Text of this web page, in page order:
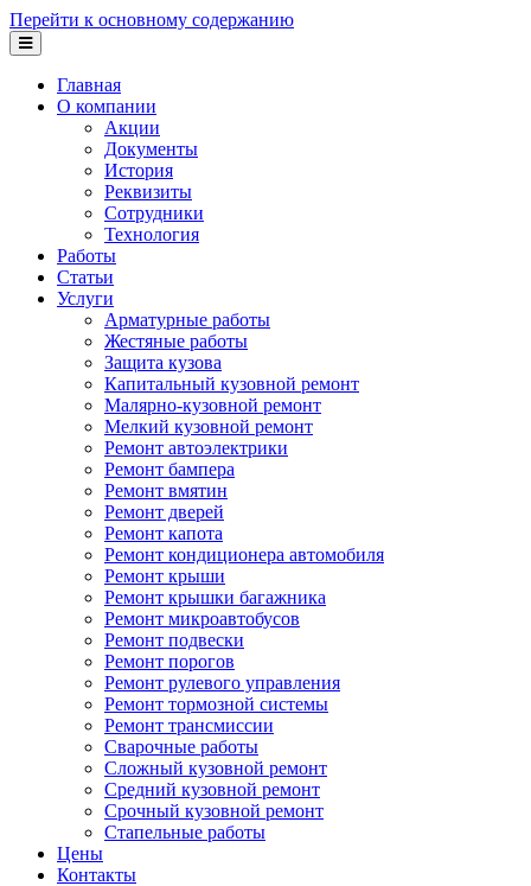
Перейти к основному содержанию
Главная
О компании
Акции
Документы
История
Реквизиты
Сотрудники
Технология
Работы
Статьи
Услуги
Арматурные работы
Жестяные работы
Защита кузова
Капитальный кузовной ремонт
Малярно-кузовной ремонт
Мелкий кузовной ремонт
Ремонт автоэлектрики
Ремонт бампера
Ремонт вмятин
Ремонт дверей
Ремонт капота
Ремонт кондиционера автомобиля
Ремонт крыши
Ремонт крышки багажника
Ремонт микроавтобусов
Ремонт подвески
Ремонт порогов
Ремонт рулевого управления
Ремонт тормозной системы
Ремонт трансмиссии
Сварочные работы
Сложный кузовной ремонт
Средний кузовной ремонт
Срочный кузовной ремонт
Стапельные работы
Цены
Контакты